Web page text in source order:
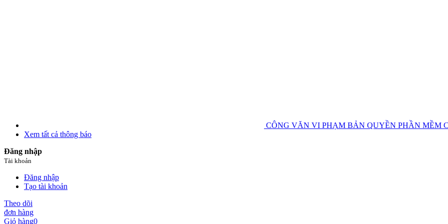
CÔNG VĂN VI PHẠM BẢN QUYỀN PHẦN MỀM
Xem tất cả thông báo
Đăng nhập
Tài khoản
Đăng nhập
Tạo tài khoản
Theo dõi
đơn hàng
Giỏ hàng0